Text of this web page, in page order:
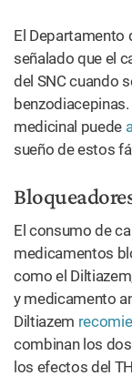
El Departamento
señalado que el
del SNC cuando
medicinal puede
sueño de estos
El consumo de
medicamentos
como el
y medicamento
Diltiazem
combinan los
los efectos del